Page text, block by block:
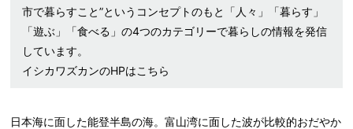
市で暮らすこと”というコンセプトのもと「人々」「暮らす」
「遊ぶ」「食べる」の4つのカテゴリーで暮らしの情報を発信
しています。
イシカワズカンのHPはこちら
日本海に面した能登半島の海。富山湾に面した波が比較的おだやか